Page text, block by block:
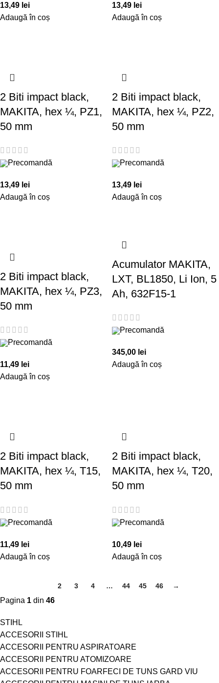
STIHL
ACCESORII STIHL
ACCESORII PENTRU ASPIRATOARE
ACCESORII PENTRU ATOMIZOARE
ACCESORII PENTRU FOARFECI DE TUNS GARD VIU
13,49 lei
Adaugă în coș
13,49 lei
Adaugă în coș
2 Biti impact black,
MAKITA, hex ¼, PZ1,
50 mm
Precomandă
13,49 lei
Adaugă în coș
2 Biti impact black,
MAKITA, hex ¼, PZ2,
50 mm
Precomandă
13,49 lei
Adaugă în coș
2 Biti impact black,
MAKITA, hex ¼, PZ3,
50 mm
Precomandă
11,49 lei
Adaugă în coș
Acumulator MAKITA,
LXT, BL1850, Li Ion, 5
Ah, 632F15-1
Precomandă
345,00 lei
Adaugă în coș
2 Biti impact black,
MAKITA, hex ¼, T15,
50 mm
Precomandă
11,49 lei
Adaugă în coș
2 Biti impact black,
MAKITA, hex ¼, T20,
50 mm
Precomandă
10,49 lei
Adaugă în coș
2 3 4 … 44 45 46 →
Pagina 1 din 46